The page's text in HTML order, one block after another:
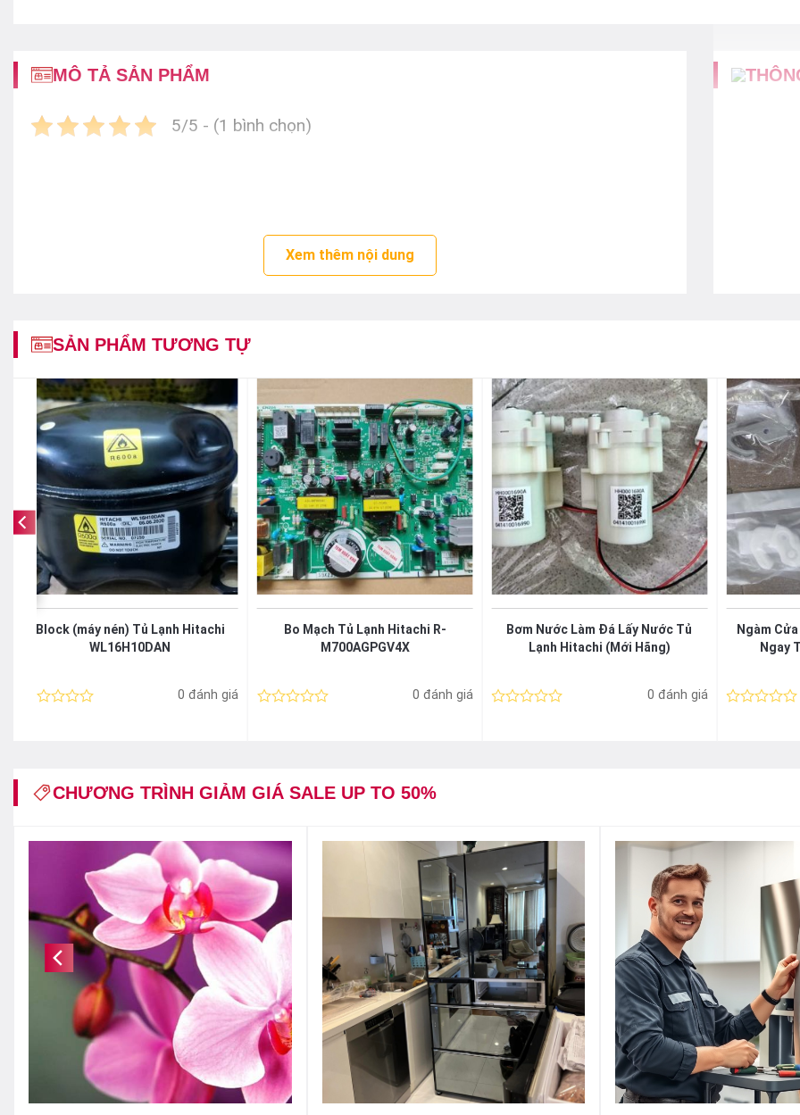
MÔ TẢ SẢN PHẨM
5/5 - (1 bình chọn)
Xem thêm nội dung
SẢN PHẨM TƯƠNG TỰ
Block (máy nén) Tủ Lạnh Hitachi
WL16H10DAN
sao
0 đánh giá
Bo Mạch Tủ Lạnh Hitachi R-
M700AGPGV4X
sao
0 đánh giá
Bơm Nước Làm Đá Lấy Nước Tủ
Lạnh Hitachi (Mới Hãng)
0 đánh giá
Ngàm
Ngay
CHƯƠNG TRÌNH GIẢM GIÁ SALE UP TO 50%